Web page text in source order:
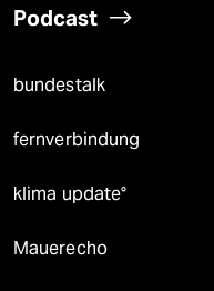
Podcast
bundestalk
fernverbindung
klima update°
Mauerecho